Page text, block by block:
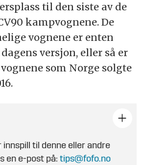
til den siste av de
kampvognene. De
vognene er enten
versjon, eller så er
som Norge solgte
innspill til denne eller andre
en e-post på:tips@fofo.no